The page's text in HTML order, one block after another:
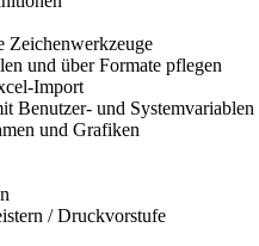
Zeichenwerkzeuge
und über Formate pflegen
Import
Benutzer- und Systemvariablen
und Grafiken
/ Druckvorstufe